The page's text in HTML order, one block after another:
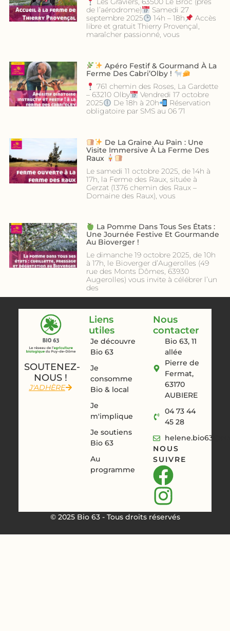
de l’aérodrome)
Samedi 27
septembre 2025
14h – 18h
Accès
libre et gratuit Thierry Provençal,
maraîcher passionné, vous
Apéro Festif & Gourmand À La
Ferme Des Cabri’Olby !
761 chemin des Roses, La Gardette
– 63210 Olby
Vendredi 17 octobre
2025
De 18h à 20h
Réservation
obligatoire par SMS au 06 71
De La Graine Au Pain : Une
Visite Immersive À La Ferme Des
Raux
Le samedi 11 octobre 2025, de 14h à
17h, la Ferme des Raux, située à
Gerzat (1376 chemin des Raux –
Domaine des Raux), vous
La Pomme Dans Tous Ses États :
Une Journée Festive Et Gourmande
Au Bioverger !
Le dimanche 19 octobre 2025, de 10h
à 17h, le Bioverger d’Augerolles (49
rue des Monts Dômes, 63930
Augerolles) vous invite à célébrer l’un
des
SOUTENEZ-
NOUS !
J'ADHÈRE
Liens
utiles
Je découvre
Bio 63
Je
consomme
Bio & local
Je
m'implique
Je soutiens
Bio 63
Au
programme
Nous
contacter
Bio 63, 11
allée
Pierre de
Fermat,
63170
AUBIERE
04 73 44
45 28
NOUS
SUIVRE
© 2025 Bio 63 - Tous droits réservés